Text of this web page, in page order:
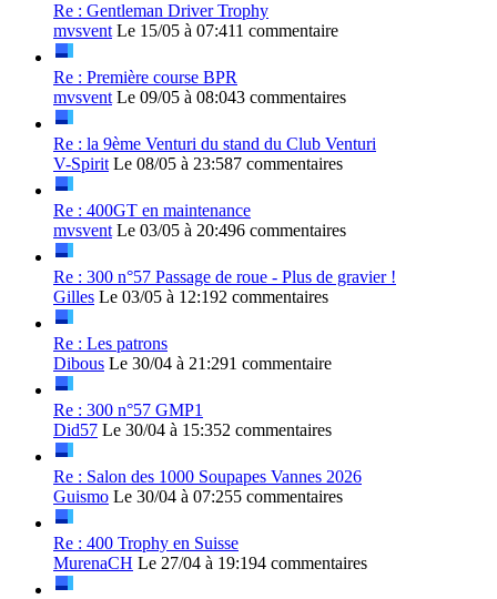
Re : Gentleman Driver Trophy
mvsvent Le 15/05 à 07:411 commentaire
Re : Première course BPR
mvsvent Le 09/05 à 08:043 commentaires
Re : la 9ème Venturi du stand du Club Venturi
V-Spirit Le 08/05 à 23:587 commentaires
Re : 400GT en maintenance
mvsvent Le 03/05 à 20:496 commentaires
Re : 300 n°57 Passage de roue - Plus de gravier !
Gilles Le 03/05 à 12:192 commentaires
Re : Les patrons
Dibous Le 30/04 à 21:291 commentaire
Re : 300 n°57 GMP1
Did57 Le 30/04 à 15:352 commentaires
Re : Salon des 1000 Soupapes Vannes 2026
Guismo Le 30/04 à 07:255 commentaires
Re : 400 Trophy en Suisse
MurenaCH Le 27/04 à 19:194 commentaires